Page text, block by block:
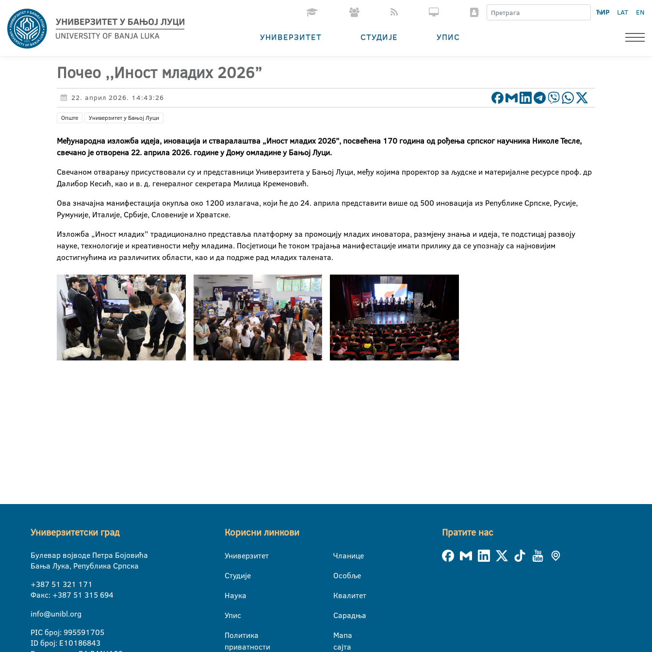
ЋИР LAT EN
УНИВЕРЗИТЕТ СТУДИЈЕ УПИС
Почео ,,Иност младих 2026”
22. април 2026. 14:43:26
Опште Универзитет у Бањој Луци
Међународна изложба идеја, иновација и стваралаштва „Иност младих 2026”, посвећена 170 година од рођења српског научника Николе Тесле,
свечано је отворена 22. априла 2026. године у Дому омладине у Бањој Луци.
Свечаном отварању присуствовали су и представници Универзитета у Бањој Луци, међу којима проректор за људске и материјалне ресурсе проф. др
Далибор Кесић, као и в. д. генералног секретара Милица Кременовић.
Ова значајна манифестација окупља око 1200 излагача, који ће до 24. априла представити више од 500 иновација из Републике Српске, Русије,
Румуније, Италије, Србије, Словеније и Хрватске.
Изложба „Иност младих” традиционално представља платформу за промоцију младих иноватора, размјену знања и идеја, те подстицај развоју
науке, технологије и креативности међу младима. Посјетиоци ће током трајања манифестације имати прилику да се упознају са најновијим
достигнућима из различитих области, као и да подрже рад младих талената.
Универзитетски град
Булевар војводе Петра Бојовића
Бања Лука, Република Српска
+387 51 321 171
Факс: +387 51 315 694
info@unibl.org
PIC број: 995591705
ID број: E10186843
Корисни линкови
Универзитет
Студије
Наука
Упис
Политика
приватности
Чланице
Особље
Квалитет
Сарадња
Мапа
сајта
Пратите нас